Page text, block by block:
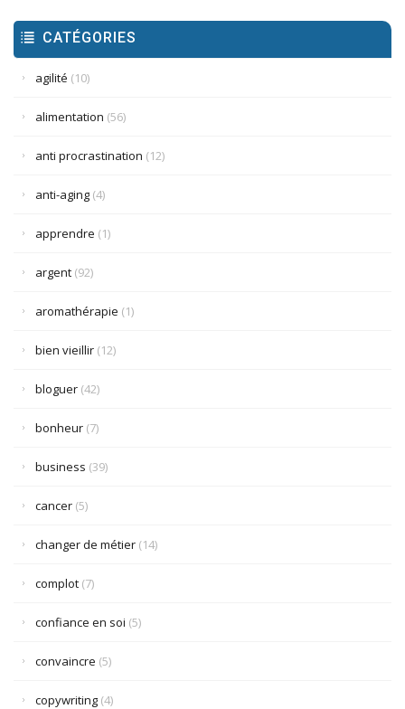
CATÉGORIES
agilité (10)
alimentation (56)
anti procrastination (12)
anti-aging (4)
apprendre (1)
argent (92)
aromathérapie (1)
bien vieillir (12)
bloguer (42)
bonheur (7)
business (39)
cancer (5)
changer de métier (14)
complot (7)
confiance en soi (5)
convaincre (5)
copywriting (4)